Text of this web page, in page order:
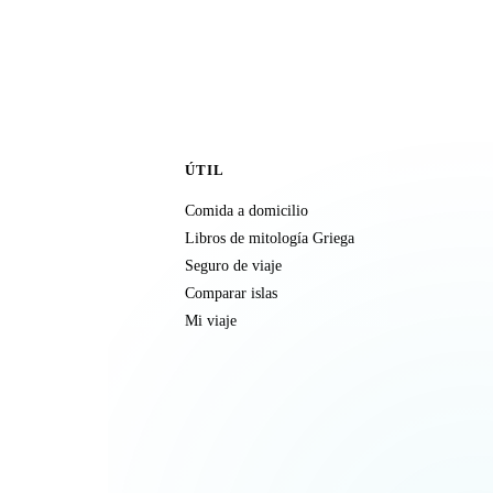
ÚTIL
Comida a domicilio
Libros de mitología Griega
Seguro de viaje
Comparar islas
Mi viaje